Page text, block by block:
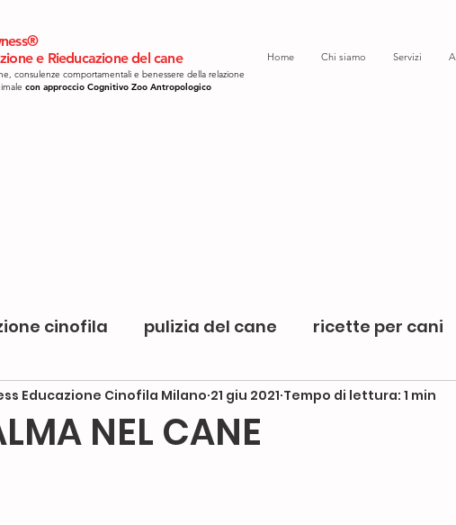
e Rieducazione del cane
consulenze comportamentali e benessere della relazione
con approccio Cognitivo Zoo Antropologico
Home Chi siamo Servizi
cinofila pulizia del cane ricette per cani
star bene in famiglia cani e gatti giochi
NEL CANE
Educazione Cinofila Milano 21 giu 2021 Tempo di lettura: 1 min